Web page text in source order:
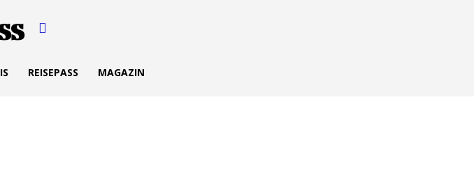
REISEPASS MAGAZIN